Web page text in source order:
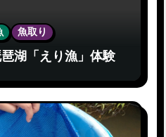
魚取り
湖「えり漁」体験